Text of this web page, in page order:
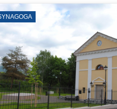
VENKOVNÍ PROSTRANSTVÍ